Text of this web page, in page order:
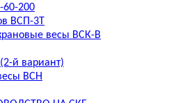
60-200
ВСП-3Т
весы ВСК-В
й вариант)
ВСН